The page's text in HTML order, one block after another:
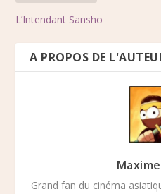
L’Intendant Sansho
A PROPOS DE
Grand fan du cinéma